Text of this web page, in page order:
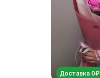
Доставка 0₽